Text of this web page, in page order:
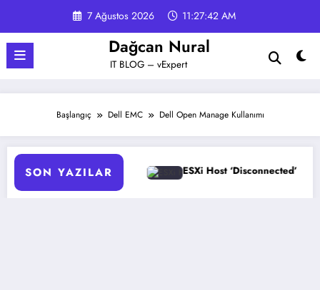
7 Ağustos 2026 11:27:42 AM
Dağcan Nural
IT BLOG – vExpert
Başlangıç Dell EMC Dell Open Manage Kullanımı
SON YAZILARESXi Host ‘Disconnected’ Sorunu Çözümü